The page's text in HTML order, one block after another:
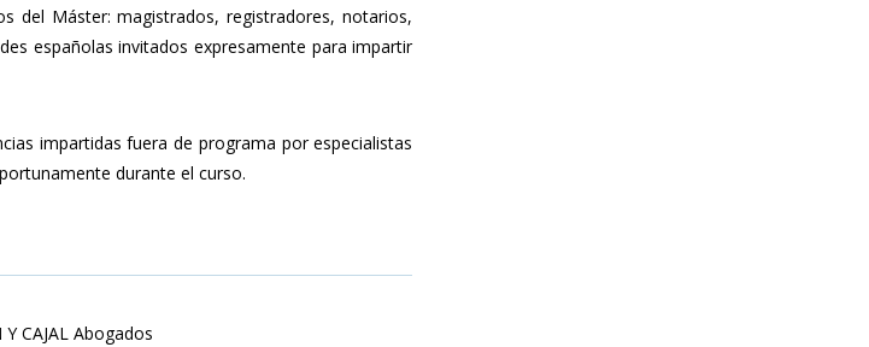
del Máster: magistrados, registradores, notarios,
españolas invitados expresamente para impartir
impartidas fuera de programa por especialistas
durante el curso.
CAJAL Abogados